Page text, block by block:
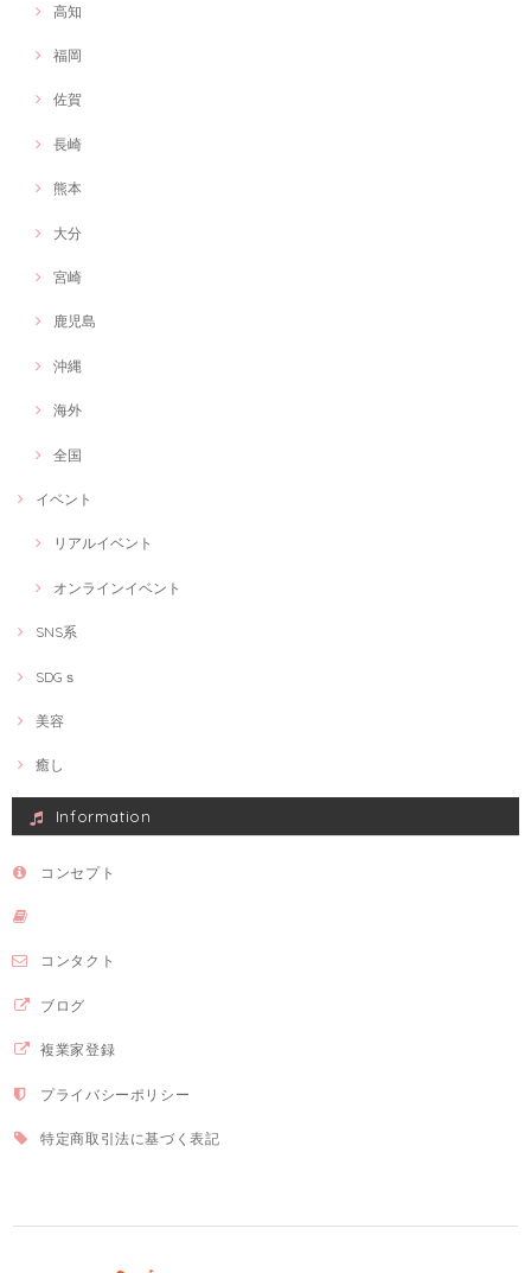
高知
福岡
佐賀
長崎
熊本
大分
宮崎
鹿児島
沖縄
海外
全国
イベント
リアルイベント
オンラインイベント
SNS系
SDGｓ
美容
癒し
Information
コンセプト
コンタクト
ブログ
複業家登録
プライバシーポリシー
特定商取引法に基づく表記